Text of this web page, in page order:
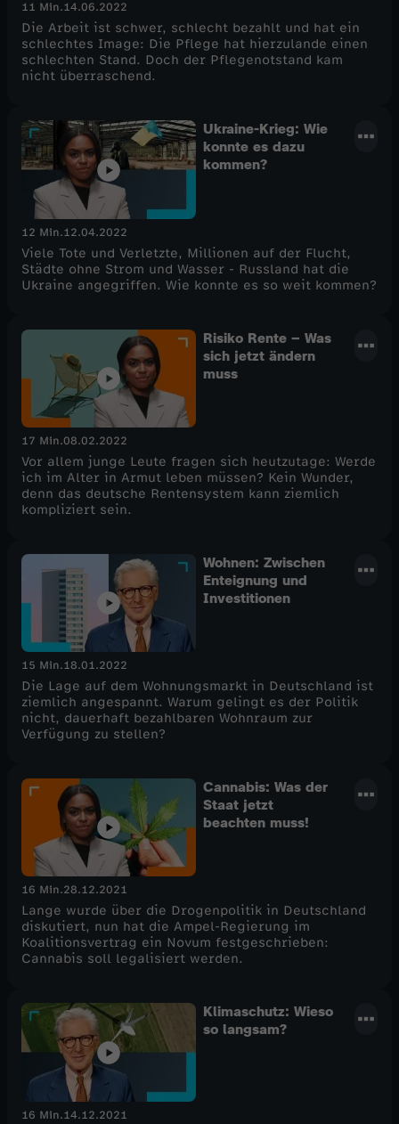
11 Min.14.06.2022
Die Arbeit ist schwer, schlecht bezahlt und hat ein
schlechtes Image: Die Pflege hat hierzulande einen
schlechten Stand. Doch der Pflegenotstand kam
nicht überraschend.
Ukraine-Krieg: Wie
konnte es dazu
kommen?
12 Min.12.04.2022
Viele Tote und Verletzte, Millionen auf der Flucht,
Städte ohne Strom und Wasser - Russland hat die
Ukraine angegriffen. Wie konnte es so weit kommen?
Risiko Rente – Was
sich jetzt ändern
muss
17 Min.08.02.2022
Vor allem junge Leute fragen sich heutzutage: Werde
ich im Alter in Armut leben müssen? Kein Wunder,
denn das deutsche Rentensystem kann ziemlich
kompliziert sein.
Wohnen: Zwischen
Enteignung und
Investitionen
15 Min.18.01.2022
Die Lage auf dem Wohnungsmarkt in Deutschland ist
ziemlich angespannt. Warum gelingt es der Politik
nicht, dauerhaft bezahlbaren Wohnraum zur
Verfügung zu stellen?
Cannabis: Was der
Staat jetzt
beachten muss!
16 Min.28.12.2021
Lange wurde über die Drogenpolitik in Deutschland
diskutiert, nun hat die Ampel-Regierung im
Koalitionsvertrag ein Novum festgeschrieben:
Cannabis soll legalisiert werden.
Klimaschutz: Wieso
so langsam?
16 Min.14.12.2021